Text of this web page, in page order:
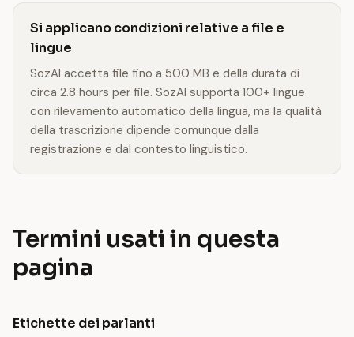
Si applicano condizioni relative a file e
lingue
SozAI accetta file fino a 500 MB e della durata di
circa 2.8 hours per file. SozAI supporta 100+ lingue
con rilevamento automatico della lingua, ma la qualità
della trascrizione dipende comunque dalla
registrazione e dal contesto linguistico.
Termini usati in questa
pagina
Etichette dei parlanti